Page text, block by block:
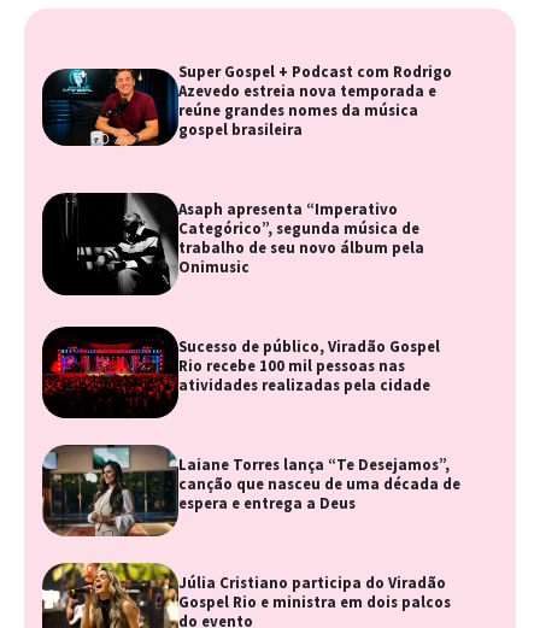
Super Gospel + Podcast com Rodrigo
Azevedo estreia nova temporada e
reúne grandes nomes da música
gospel brasileira
Asaph apresenta “Imperativo
Categórico”, segunda música de
trabalho de seu novo álbum pela
Onimusic
Sucesso de público, Viradão Gospel
Rio recebe 100 mil pessoas nas
atividades realizadas pela cidade
Laiane Torres lança “Te Desejamos”,
canção que nasceu de uma década de
espera e entrega a Deus
Júlia Cristiano participa do Viradão
Gospel Rio e ministra em dois palcos
do evento